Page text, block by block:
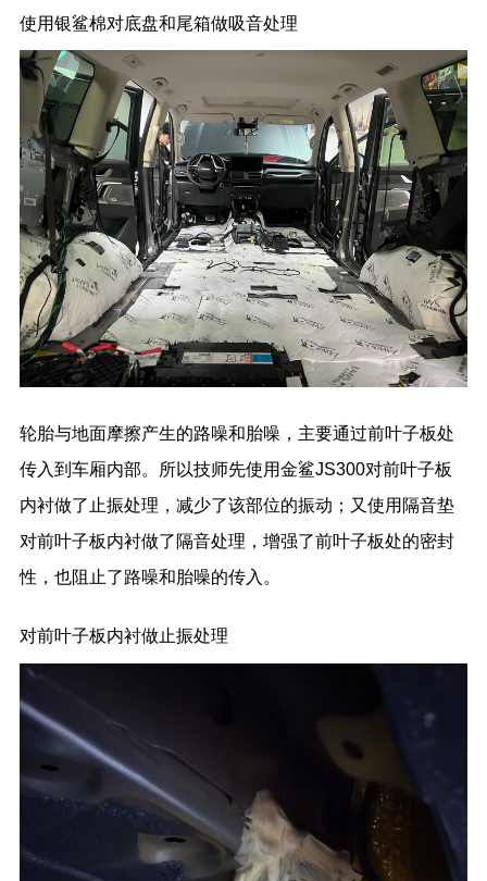
使用银鲨棉对底盘和尾箱做吸音处理
轮胎与地面摩擦产生的路噪和胎噪，主要通过前叶子板处
传入到车厢内部。所以技师先使用金鲨JS300对前叶子板
内衬做了止振处理，减少了该部位的振动；又使用隔音垫
对前叶子板内衬做了隔音处理，增强了前叶子板处的密封
性，也阻止了路噪和胎噪的传入。
对前叶子板内衬做止振处理